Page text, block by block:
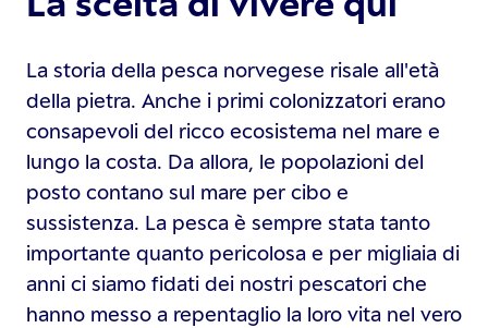
La storia della pesca norvegese risale all'età
della pietra. Anche i primi colonizzatori erano
consapevoli del ricco ecosistema nel mare e
lungo la costa. Da allora, le popolazioni del
posto contano sul mare per cibo e
sussistenza. La pesca è sempre stata tanto
importante quanto pericolosa e per migliaia di
anni ci siamo fidati dei nostri pescatori che
hanno messo a repentaglio la loro vita nel vero